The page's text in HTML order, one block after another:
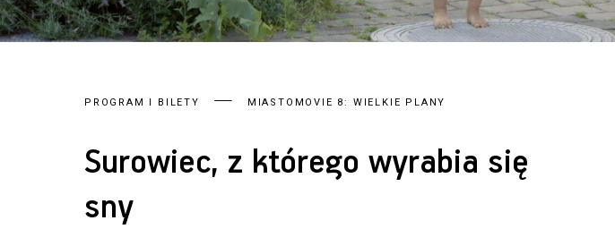
PROGRAM I BILETY MIASTOMOVIE 8: WIELKIE PLANY
Surowiec, z którego wyrabia się
sny